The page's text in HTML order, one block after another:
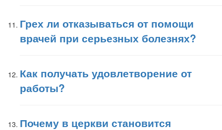
Грех ли отказываться от помощи
врачей при серьезных болезнях?
Как получать удовлетворение от
работы?
Почему в церкви становится